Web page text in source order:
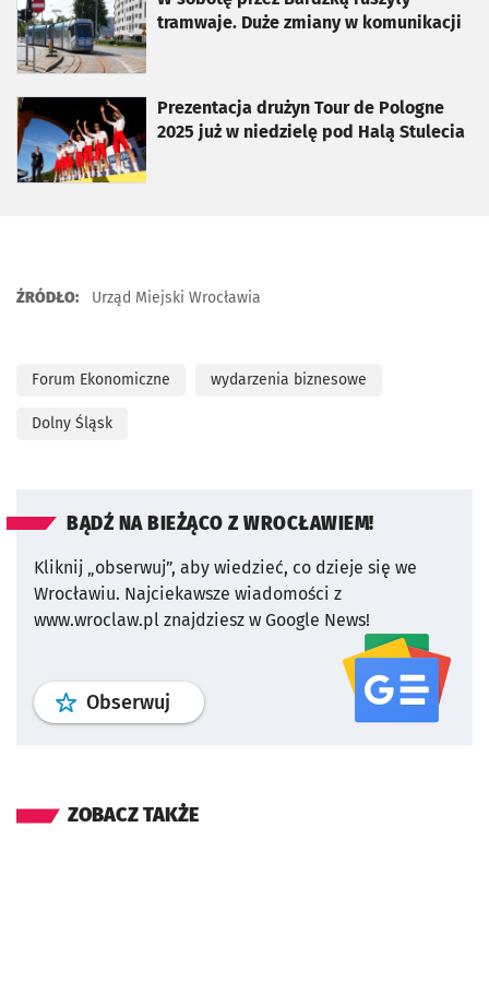
tramwaje. Duże zmiany w komunikacji
Prezentacja drużyn Tour de Pologne
2025 już w niedzielę pod Halą Stulecia
otworzy się w nowej karcie
ŹRÓDŁO: Urząd Miejski Wrocławia
Forum Ekonomiczne wydarzenia biznesowe
Dolny Śląsk
BĄDŹ NA BIEŻĄCO Z WROCŁAWIEM!
Kliknij „obserwuj”, aby wiedzieć, co dzieje się we
Wrocławiu. Najciekawsze wiadomości z
www.wroclaw.pl znajdziesz w Google News!
Obserwuj profil serwisu
ZOBACZ TAKŻE